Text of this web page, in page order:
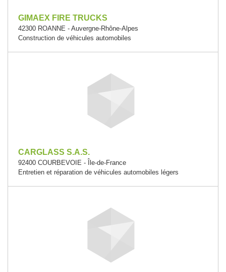
GIMAEX FIRE TRUCKS
42300 ROANNE - Auvergne-Rhône-Alpes
Construction de véhicules automobiles
CARGLASS S.A.S.
92400 COURBEVOIE - Île-de-France
Entretien et réparation de véhicules automobiles légers